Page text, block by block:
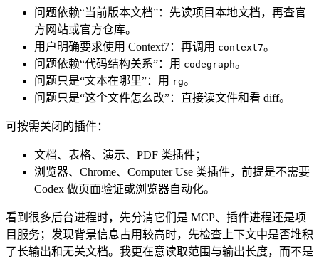
问题依赖“当前版本文档”：先读项目本地文档，再查官
方网站或官方仓库。
用户明确要求使用 Context7：再调用 context7。
问题依赖“代码结构关系”：用 codegraph。
问题只是“文本在哪里”：用 rg。
问题只是“这个文件怎么改”：直接读文件和看 diff。
可按需关闭的插件：
文档、表格、演示、PDF 类插件；
浏览器、Chrome、Computer Use 类插件，前提是不需要
Codex 做页面验证或浏览器自动化。
看到很多后台进程时，先分清它们是 MCP、插件进程还是项
目服务；发现背景信息占用较高时，先检查上下文中是否堆积
了长输出和无关文档。我更在意读取范围与输出长度，而不是